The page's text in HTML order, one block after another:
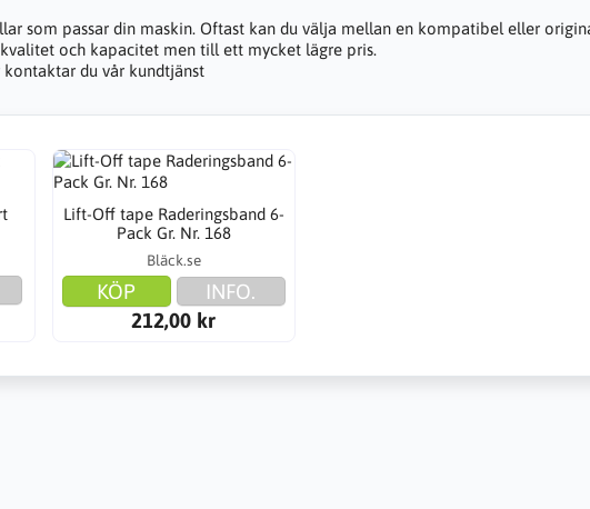
som passar din maskin. Oftast kan du välja mellan en kompatibel eller
och kapacitet men till ett mycket lägre pris.
du vår kundtjänst
Lift-Off tape Raderingsband 6-
Pack Gr. Nr. 168
Bläck.se
KÖP
INFO.
212,00 kr